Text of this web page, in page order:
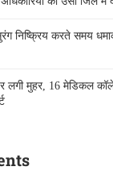
निष्क्रिय करते समय
लगी मुहर, 16 मेडिकल